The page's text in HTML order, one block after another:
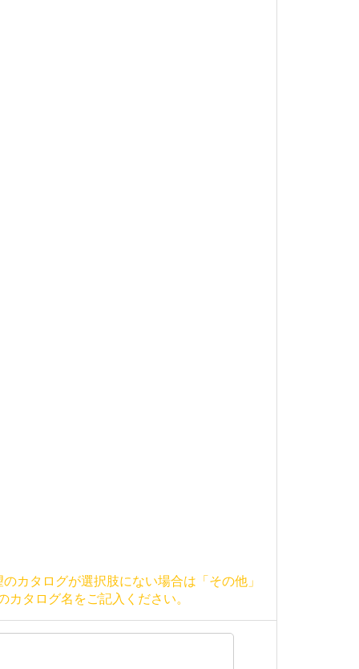
カタログが選択肢にない場合は「その他」
タログ名をご記入ください。